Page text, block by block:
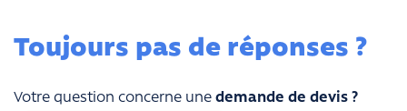
Toujours pas de réponses ?
Votre question concerne une demande de devis ?